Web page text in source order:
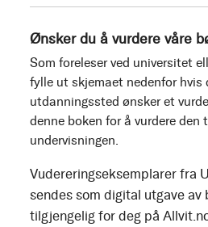
Ønsker du å vurdere våre
Som foreleser ved universitet
fylle ut skjemaet nedenfor hvis
utdanningssted ønsker et
denne boken for å vurdere den
undervisningen.
Vudereringseksemplarer fra
sendes som digital utgave av
tilgjengelig for deg på